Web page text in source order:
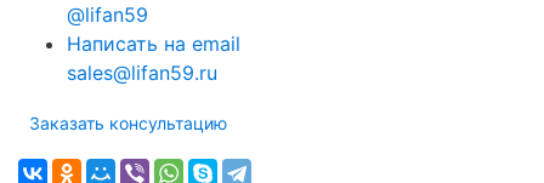
@lifan59
Написать на email
sales@lifan59.ru
Заказать консультацию